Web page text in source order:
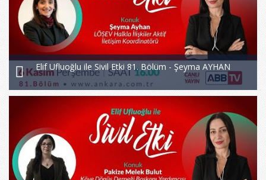
Elif Ufluoğlu ile Sivil Etki 81. Bölüm - Şeyma AYHAN